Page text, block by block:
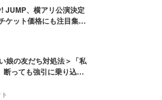
JUMP、横アリ公演決定
ケット価格にも注目集ま
娘の友だち対処法＞「私
断っても強引に乗り込ん